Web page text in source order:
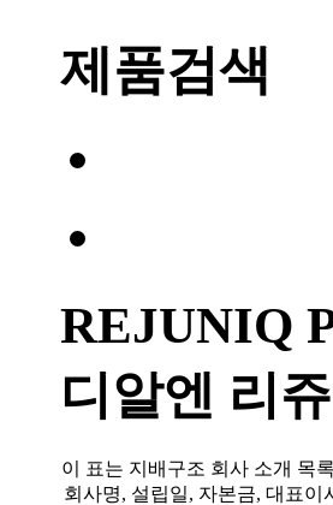
제품검색
REJUNIQ
디알엔 리
이 표는 지배구조 회사 소개 목
회사명, 설립일, 자본금, 대표이